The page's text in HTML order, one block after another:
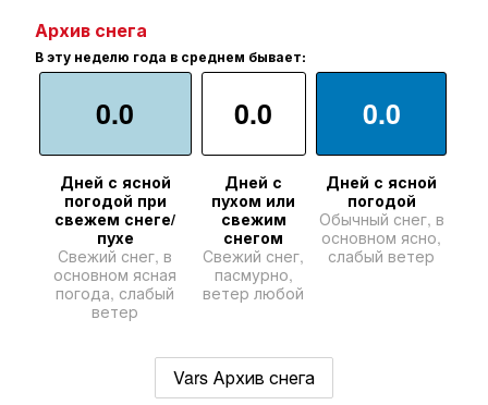
Архив снега
В эту неделю года в среднем бывает:
0.0
Дней с ясной
погодой при
свежем снеге/
пухе
Свежий снег, в
основном ясная
погода, слабый
ветер
0.0
Дней с
пухом или
свежим
снегом
Свежий снег,
пасмурно,
ветер любой
0.0
Дней с ясной
погодой
Обычный снег, в
основном ясно,
слабый ветер
Vars Архив снега